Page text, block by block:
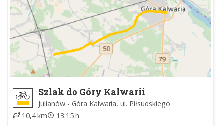
Szlak do Góry Kalwarii
Julianów - Góra Kalwaria, ul. Piłsudskiego
10,4 km
13:15 h